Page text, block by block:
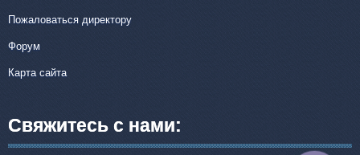
Пожаловаться директору
Форум
Карта сайта
Свяжитесь с нами: